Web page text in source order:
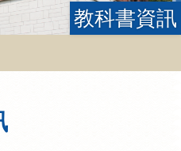
教科書資訊